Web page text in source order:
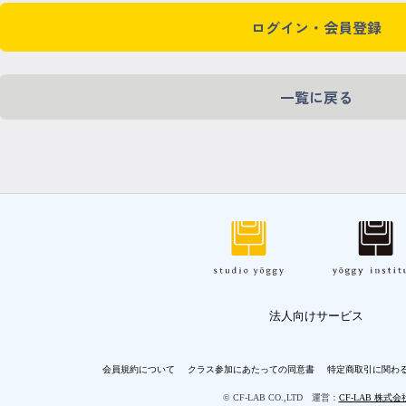
ログイン・会員登録
一覧に戻る
法人向けサービス
会員規約について クラス参加にあたっての同意書 特定商取引に関わ
© CF-LAB CO.,LTD 運営： CF-LAB 株式会